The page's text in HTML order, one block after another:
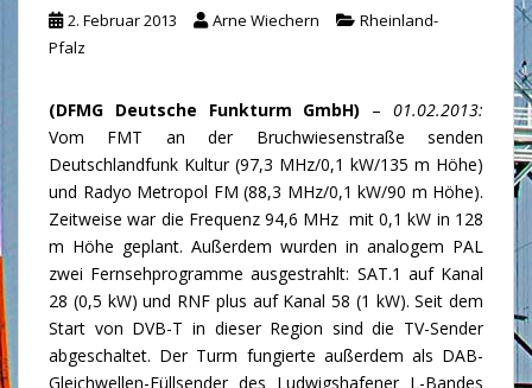
t
2. Februar 2013 Arne Wiechern
Rheinland-
Pfalz
(DFMG Deutsche Funkturm GmbH) – 01.02.2013:
Vom FMT an der Bruchwiesenstraße senden
Deutschlandfunk Kultur (97,3 MHz/0,1 kW/135 m Höhe)
und Radyo Metropol FM (88,3 MHz/0,1 kW/90 m Höhe).
Zeitweise war die Frequenz 94,6 MHz mit 0,1 kW in 128
m Höhe geplant. Außerdem wurden in analogem PAL
zwei Fernsehprogramme ausgestrahlt: SAT.1 auf Kanal
28 (0,5 kW) und RNF plus auf Kanal 58 (1 kW). Seit dem
Start von DVB-T in dieser Region sind die TV-Sender
abgeschaltet. Der Turm fungierte außerdem als DAB-
Gleichwellen-Füllsender des Ludwigshafener L-Bandes